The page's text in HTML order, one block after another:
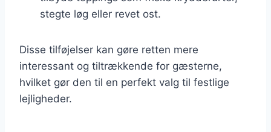
stegte løg eller revet ost.
Disse tilføjelser kan gøre retten mere
interessant og tiltrækkende for gæsterne,
hvilket gør den til en perfekt valg til festlige
lejligheder.